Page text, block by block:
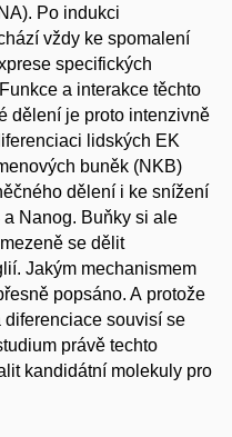
Po indukci
vždy ke spomalení
specifických
a interakce těchto
dělení je proto intenzivně
lidských EK
buněk (NKB)
dělení i ke snížení
Nanog. Buňky si ale
se dělit
Jakým mechanismem
popsáno. A protože
souvisí se
právě techto
kandidátní molekuly pro